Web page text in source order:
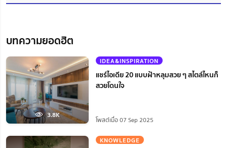
บทความยอดฮิต
3.8K
IDEA&INSPIRATION
แชร์ไอเดีย 20 แบบฝ้าหลุมสวย ๆ สไตล์ไหนก็
สวยโดนใจ
โพสต์เมื่อ 07 Sep 2025
KNOWLEDGE